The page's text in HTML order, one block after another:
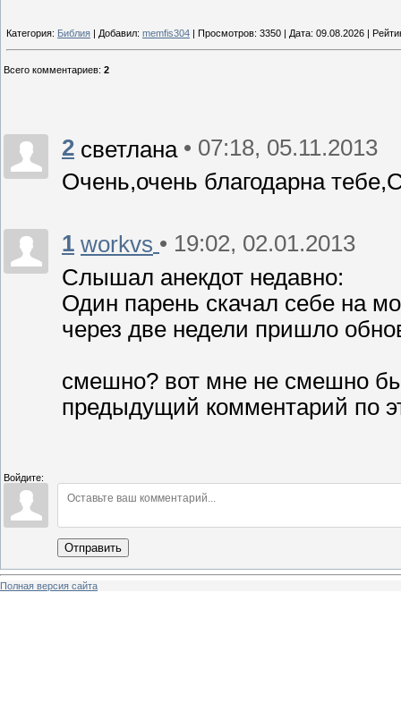
Категория: Библия | Добавил: memfis304 | Просмотров: 3350 | Дата: 09.08.2026 |
Всего комментариев: 2
2 светлана • 07:18, 05.11.2013
Очень,очень благодарна
1 workvs • 19:02, 02.01.2013
Слышал анекдот недавно:
Один парень скачал себе на
через две недели пришло
смешно? вот мне не смешно
предыдущий комментарий по
Войдите:
Отправить
Полная версия сайта